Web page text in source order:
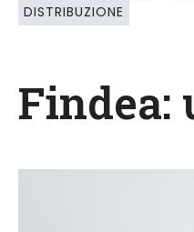
DISTRIBUZIONE
Findea: